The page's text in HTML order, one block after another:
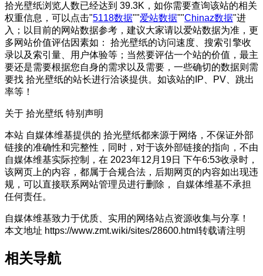
拾光壁纸浏览人数已经达到 39.3K，如你需要查询该站的相关
权重信息，可以点击"5118数据""爱站数据""Chinaz数据"进
入；以目前的网站数据参考，建议大家请以爱站数据为准，更
多网站价值评估因素如： 拾光壁纸的访问速度、搜索引擎收
录以及索引量、用户体验等；当然要评估一个站的价值，最主
要还是需要根据您自身的需求以及需要，一些确切的数据则需
要找 拾光壁纸的站长进行洽谈提供。如该站的IP、PV、跳出
率等！
关于 拾光壁纸 特别声明
本站 自媒体维基提供的 拾光壁纸都来源于网络，不保证外部
链接的准确性和完整性，同时，对于该外部链接的指向，不由
自媒体维基实际控制，在 2023年12月19日 下午6:53收录时，
该网页上的内容，都属于合规合法，后期网页的内容如出现违
规，可以直接联系网站管理员进行删除， 自媒体维基不承担
任何责任。
自媒体维基致力于优质、实用的网络站点资源收集与分享！
本文地址 https://www.zmt.wiki/sites/28600.html转载请注明
相关导航